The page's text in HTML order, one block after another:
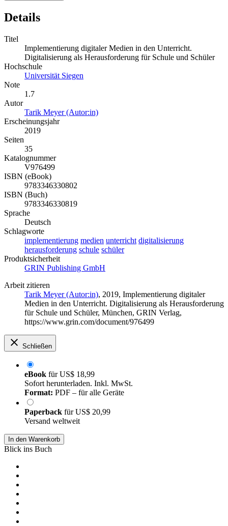
Details
Titel
Implementierung digitaler Medien in den Unterricht.
Digitalisierung als Herausforderung für Schule und Schüler
Hochschule
Universität Siegen
Note
1.7
Autor
Tarik Meyer (Autor:in)
Erscheinungsjahr
2019
Seiten
35
Katalognummer
V976499
ISBN (eBook)
9783346330802
ISBN (Buch)
9783346330819
Sprache
Deutsch
Schlagworte
implementierung medien unterricht digitalisierung
herausforderung schule schüler
Produktsicherheit
GRIN Publishing GmbH
Arbeit zitieren
Tarik Meyer (Autor:in), 2019, Implementierung digitaler
Medien in den Unterricht. Digitalisierung als Herausforderung
für Schule und Schüler, München, GRIN Verlag,
https://www.grin.com/document/976499
Schließen
eBook fürUS$ 18,99
Sofort herunterladen. Inkl. MwSt.
Format: PDF – für alle Geräte
Paperback fürUS$ 20,99
Versand weltweit
In den Warenkorb
Blick ins Buch